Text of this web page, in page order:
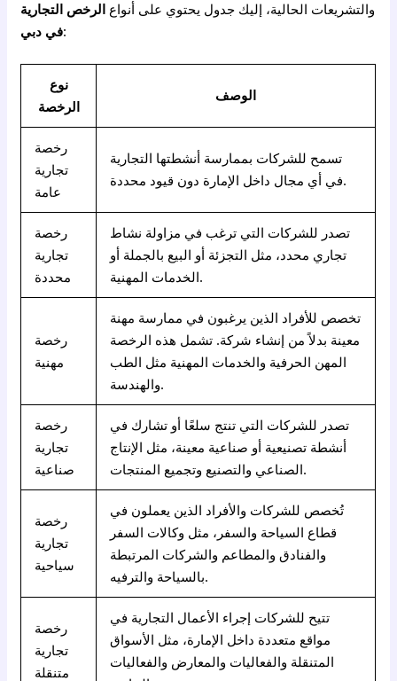
والتشريعات الحالية، إليك جدول يحتوي على أنواع الرخص التجارية
في دبي:
نوع
الرخصة
الوصف
رخصة
تجارية
عامة
تسمح للشركات بممارسة أنشطتها التجارية
في أي مجال داخل الإمارة دون قيود محددة.
رخصة
تجارية
محددة
تصدر للشركات التي ترغب في مزاولة نشاط
تجاري محدد، مثل التجزئة أو البيع بالجملة أو
الخدمات المهنية.
رخصة
مهنية
تخصص للأفراد الذين يرغبون في ممارسة مهنة
معينة بدلاً من إنشاء شركة. تشمل هذه الرخصة
المهن الحرفية والخدمات المهنية مثل الطب
والهندسة.
رخصة
تجارية
صناعية
تصدر للشركات التي تنتج سلعًا أو تشارك في
أنشطة تصنيعية أو صناعية معينة، مثل الإنتاج
الصناعي والتصنيع وتجميع المنتجات.
رخصة
تجارية
سياحية
تُخصص للشركات والأفراد الذين يعملون في
قطاع السياحة والسفر، مثل وكالات السفر
والفنادق والمطاعم والشركات المرتبطة
بالسياحة والترفيه.
رخصة
تجارية
متنقلة
تتيح للشركات إجراء الأعمال التجارية في
مواقع متعددة داخل الإمارة، مثل الأسواق
المتنقلة والفعاليات والمعارض والفعاليات